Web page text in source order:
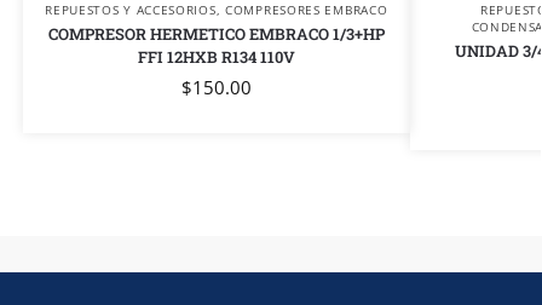
REPUESTOS Y ACCESORIOS, COMPRESORES EMBRACO
COMPRESOR HERMETICO EMBRACO 1/3+HP
FFI 12HXB R134 110V
$150.00
UNIDAD 3/